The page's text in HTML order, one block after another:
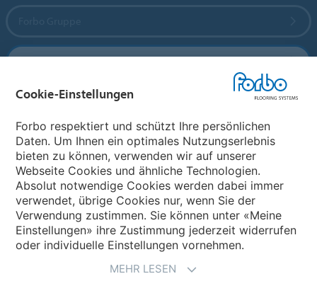
Forbo Flooring Systems
Forbo Movement Systems
Land auswählen
Land auswählen
Cookie-Einstellungen
Forbo respektiert und schützt Ihre persönlichen
Daten. Um Ihnen ein optimales Nutzungserlebnis
bieten zu können, verwenden wir auf unserer
Webseite Cookies und ähnliche Technologien.
Absolut notwendige Cookies werden dabei immer
verwendet, übrige Cookies nur, wenn Sie der
Verwendung zustimmen. Sie können unter «Meine
Einstellungen» ihre Zustimmung jederzeit widerrufen
oder individuelle Einstellungen vornehmen.
MEHR LESEN